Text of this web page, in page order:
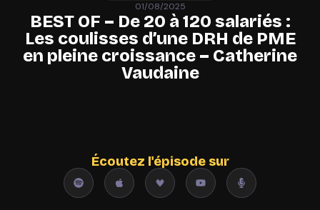
01/08/2025
BEST OF – De 20 à 120 salariés :
Les coulisses d’une DRH de PME
en pleine croissance – Catherine
Vaudaine
Écoutez l'épisode sur